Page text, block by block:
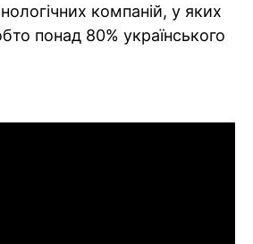
компаній, у яких
понад 80% українського